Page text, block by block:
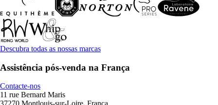
Descubra todas as nossas marcas
Assistência pós-venda na França
Contacte-nos
11 rue Bernard Maris